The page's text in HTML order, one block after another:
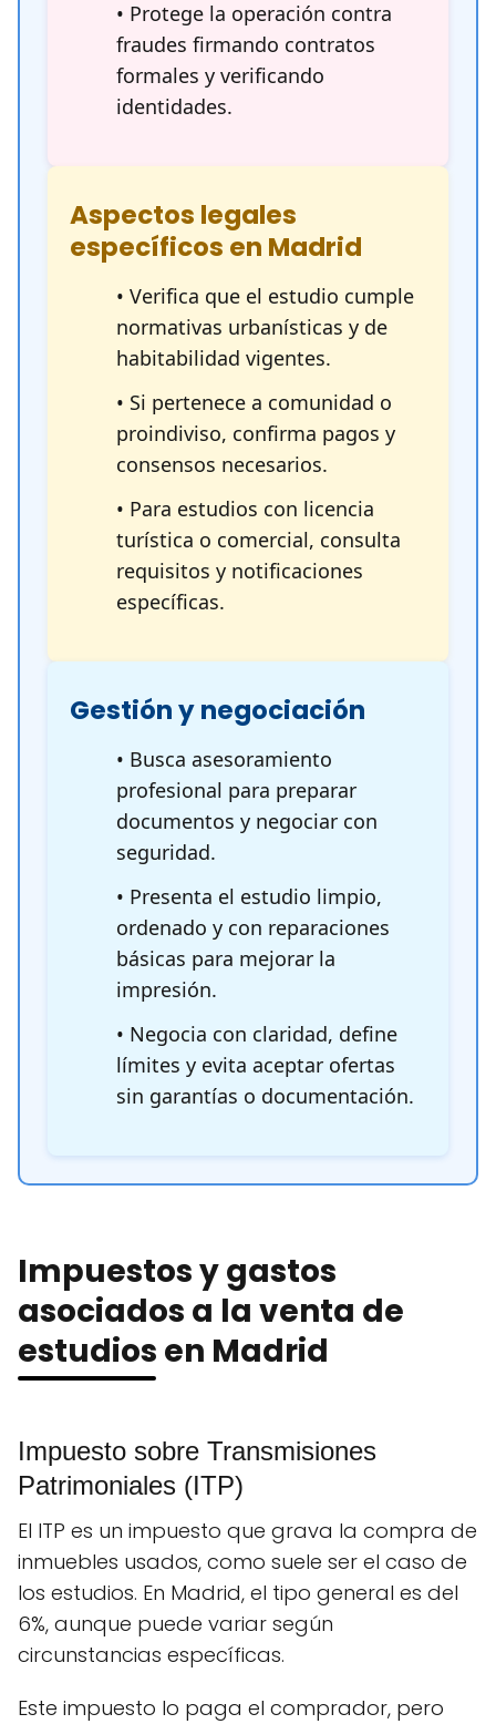
• Protege la operación contra
fraudes firmando contratos
formales y verificando
identidades.
Aspectos legales
específicos en Madrid
• Verifica que el estudio cumple
normativas urbanísticas y de
habitabilidad vigentes.
• Si pertenece a comunidad o
proindiviso, confirma pagos y
consensos necesarios.
• Para estudios con licencia
turística o comercial, consulta
requisitos y notificaciones
específicas.
Gestión y negociación
• Busca asesoramiento
profesional para preparar
documentos y negociar con
seguridad.
• Presenta el estudio limpio,
ordenado y con reparaciones
básicas para mejorar la
impresión.
• Negocia con claridad, define
límites y evita aceptar ofertas
sin garantías o documentación.
Impuestos y gastos
asociados a la venta de
estudios en Madrid
Impuesto sobre Transmisiones
Patrimoniales (ITP)
El ITP es un impuesto que grava la compra de
inmuebles usados, como suele ser el caso de
los estudios. En Madrid, el tipo general es del
6%, aunque puede variar según
circunstancias específicas.
Este impuesto lo paga el comprador, pero